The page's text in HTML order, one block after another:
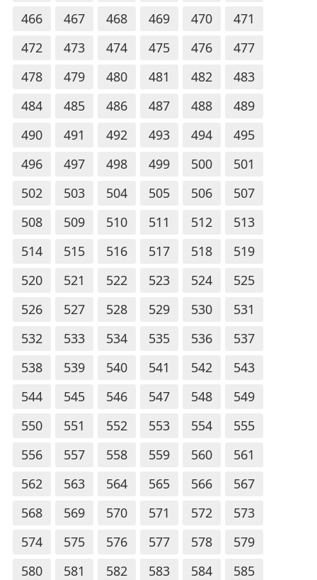
466 467 468 469 470
471
472
473 474 475 476
477
478
479 480 481 482
483
484
485 486 487 488
489
490
491 492 493 494
495
496
497 498 499 500
501
502
503 504 505 506
507
508
509 510 511 512
513
514
515 516 517 518
519
520
521 522 523 524
525
526
527 528 529 530
531
532
533 534 535 536
537
538
539 540 541 542
543
544
545 546 547 548
549
550
551 552 553 554
555
556
557 558 559 560
561
562
563 564 565 566
567
568
569 570 571 572
573
574
575 576 577 578
579
580
581 582 583 584
585